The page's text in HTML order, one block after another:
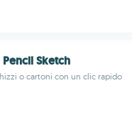
Sketch
o cartoni con un clic rapido